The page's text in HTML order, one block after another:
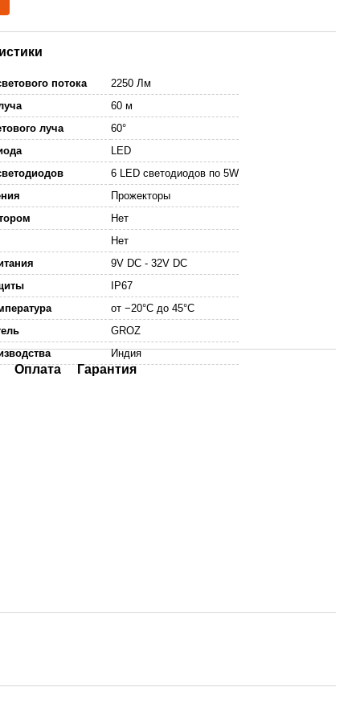
потока
2250 Лм
60 м
луча
60°
LED
6 LED светодиодов по 5W
Прожекторы
Нет
Нет
9V DC - 32V DC
IP67
от −20°C до 45°C
GROZ
Индия
Оплата Гарантия